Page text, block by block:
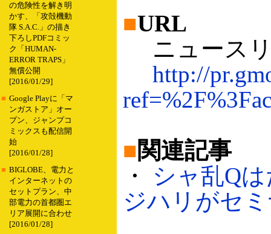
の危険性を解き明
かす、「攻殻機動
隊 S.A.C.」の描き
下ろしPDFコミッ
ク「HUMAN-
ERROR TRAPS」
無償公開
[2016/01/29]
■ Google Playに「マ
ンガストア」オー
プン、ジャンプコ
ミックスも配信開
始
[2016/01/28]
■ BIGLOBE、電力と
インターネットの
セットプラン、中
部電力の首都圏エ
リア展開に合わせ
[2016/01/28]
■URL
ニュース
http://
■関連記事
・ シャ乱Q
ジハリがセ